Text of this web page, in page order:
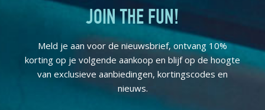
JOIN THE FUN!
Meld je aan voor de nieuwsbrief, ontvang 10%
korting op je volgende aankoop en blijf op de hoogte
van exclusieve aanbiedingen, kortingscodes en
nieuws.